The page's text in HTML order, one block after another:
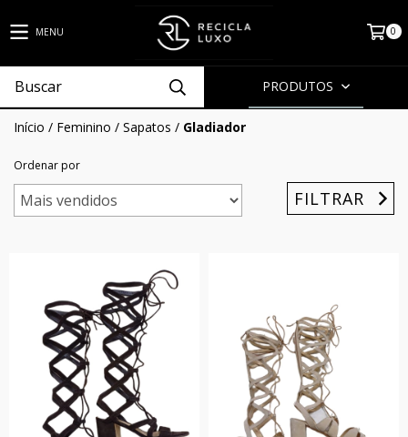
MENU 0
PRODUTOS
Início / Feminino / Sapatos / Gladiador
Ordenar por
FILTRAR